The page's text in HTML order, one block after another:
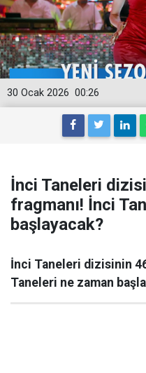
00:26
30 Ocak 2026
İnci Taneleri
fragmanı! İnci
başlayacak?
İnci Taneleri dizisinin
Taneleri ne zaman